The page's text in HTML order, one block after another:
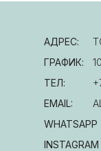
АДРЕС:
WHATSAPP
INSTAGRAM
ГРАФИК:
ТЕЛ:
EMAIL: